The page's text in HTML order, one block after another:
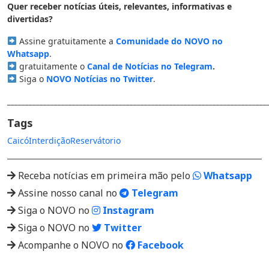
Quer receber notícias úteis, relevantes, informativas e
divertidas?
Assine gratuitamente a Comunidade do NOVO no
Whatsapp.
gratuitamente o Canal de Notícias no Telegram.
Siga o NOVO Notícias no Twitter.
Tags
CaicóInterdiçãoReservátorio
Receba notícias em primeira mão pelo
Whatsapp
Assine nosso canal no
Telegram
Siga o NOVO no
Instagram
Siga o NOVO no
Twitter
Acompanhe o NOVO no
Facebook